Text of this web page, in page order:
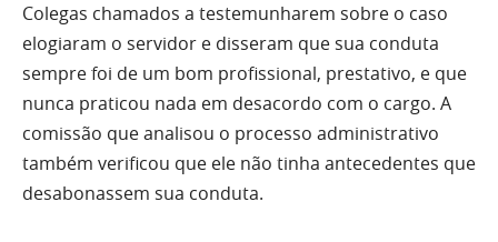
Colegas chamados a testemunharem sobre o caso
elogiaram o servidor e disseram que sua conduta
sempre foi de um bom profissional, prestativo, e que
nunca praticou nada em desacordo com o cargo. A
comissão que analisou o processo administrativo
também verificou que ele não tinha antecedentes que
desabonassem sua conduta.